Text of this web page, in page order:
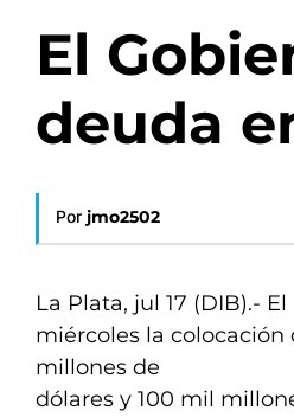
El
deuda
Por jmo2502
La Plata, jul 17 (DIB).-
miércoles la colocación
millones de
dólares y 100 mil